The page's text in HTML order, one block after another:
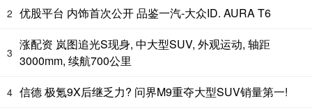
2 优股平台 内饰首次公开 品鉴一汽-大众ID. AURA T6
3
涨配资 岚图追光S现身, 中大型SUV, 外观运动, 轴距
3000mm, 续航700公里
4 信德 极氪9X后继乏力? 问界M9重夺大型SUV销量第一!